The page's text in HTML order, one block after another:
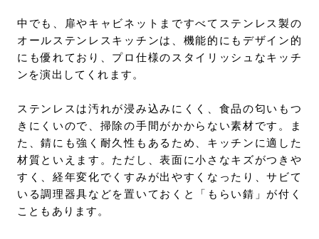
中でも、扉やキャビネットまですべてステンレス製の
オールステンレスキッチンは、機能的にもデザイン的
にも優れており、プロ仕様のスタイリッシュなキッチ
ンを演出してくれます。
ステンレスは汚れが浸み込みにくく、食品の匂いもつ
きにくいので、掃除の手間がかからない素材です。ま
た、錆にも強く耐久性もあるため、キッチンに適した
材質といえます。ただし、表面に小さなキズがつきや
すく、経年変化でくすみが出やすくなったり、サビて
いる調理器具などを置いておくと「もらい錆」が付く
こともあります。